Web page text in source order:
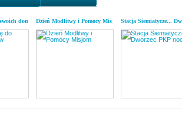
domówDzień Modlitwy i Pomocy MisjomStacja Siemiatycze...